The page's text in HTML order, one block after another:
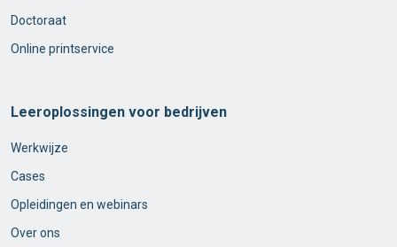
Doctoraat
Online printservice
Leeroplossingen voor bedrijven
Werkwijze
Cases
Opleidingen en webinars
Over ons